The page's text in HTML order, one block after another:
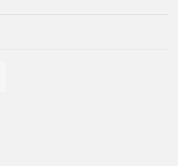
немецком и французском.